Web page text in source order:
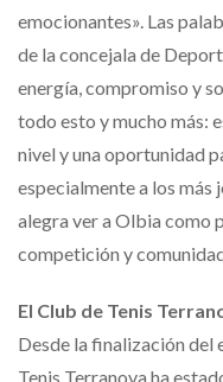
emocionantes». Las
de la concejala de
energía, compromiso y
todo esto y mucho más:
nivel y una oportunidad
especialmente a los más
alegra ver a Olbia como
competición y
El Club de Tenis
Desde la finalización del
Tenis Terranova ha